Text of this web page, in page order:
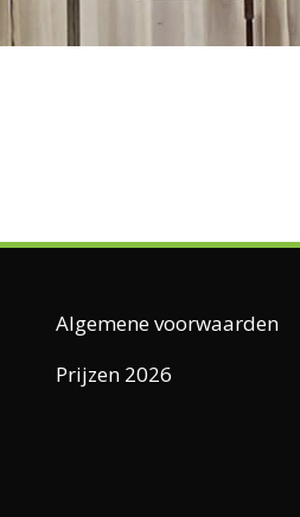
Algemene voorwaarden
Prijzen 2026